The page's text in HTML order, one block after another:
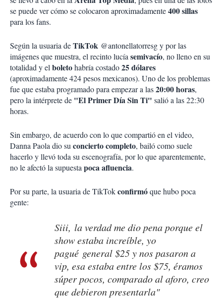
se puede ver cómo se colocaron aproximadamente400 sillas
para los fans.
Según la usuaria deTikTok @antonellatorresg y por las
imágenes que muestra, el recinto lucíasemivacío, no lleno en su
totalidad y elboletohabría costado25 dólares
(aproximadamente 424 pesos mexicanos). Uno de los problemas
fue que estaba programado para empezar a las20:00 horas,
pero la intérprete de "El Primer Día Sin Ti" salió a las 22:30
horas.
Sin embargo, de acuerdo con lo que compartió en el video,
Danna Paola dio suconciertocompleto, bailó como suele
hacerlo y llevó toda su escenografía, por lo que aparentemente,
no le afectó la supuestapoca afluencia.
Por su parte, la usuaria de TikTokconfirmóque hubo poca
gente:
Siii, la verdad me dio pena porque el
show estaba increíble, yo
pagué general $25 y nos pasaron a
vip, esa estaba entre los $75, éramos
súper pocos, comparado al aforo, creo
que debieron presentarla"